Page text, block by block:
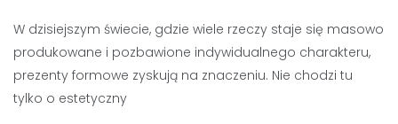
W dzisiejszym świecie, gdzie wiele rzeczy staje się masowo
produkowane i pozbawione indywidualnego charakteru,
prezenty formowe zyskują na znaczeniu. Nie chodzi tu
tylko o estetyczny